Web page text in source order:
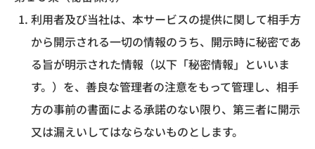
利用者及び当社は、本サービスの提供に関して相手方
から開示される一切の情報のうち、開示時に秘密であ
る旨が明示された情報（以下「秘密情報」といいま
す。）を、善良な管理者の注意をもって管理し、相手
方の事前の書面による承諾のない限り、第三者に開示
又は漏えいしてはならないものとします。